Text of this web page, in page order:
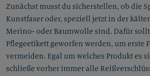
Zunächst musst du sicherstellen, ob die
Kunstfaser oder, speziell jetzt in der
Merino- oder Baumwolle sind. Dafür
Pflegeetikett geworfen werden, um erste
vermeiden. Egal um welches Produkt es
schließe vorher immer alle